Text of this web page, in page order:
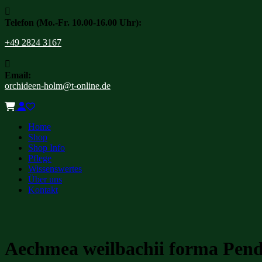

Telefon (Mo.-Fr. 10.00-16.00 Uhr):
+49 2824 3167

Email:
orchideen-holm@t-online.de
Home
Shop
Shop Info
Pflege
Wissenswertes
Über uns
Kontakt
Aechmea weilbachii forma